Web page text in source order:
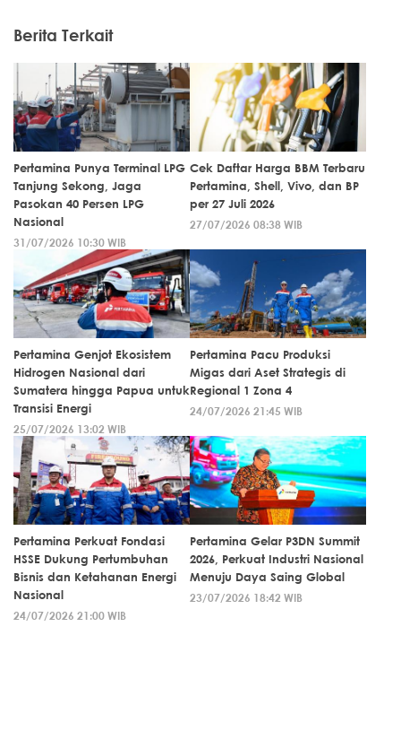
Berita Terkait
Pertamina Punya Terminal LPG
Tanjung Sekong, Jaga
Pasokan 40 Persen LPG
Nasional
31/07/2026 10:30 WIB
Cek Daftar Harga BBM Terbaru
Pertamina, Shell, Vivo, dan BP
per 27 Juli 2026
27/07/2026 08:38 WIB
Pertamina Genjot Ekosistem
Hidrogen Nasional dari
Sumatera hingga Papua untuk
Transisi Energi
25/07/2026 13:02 WIB
Pertamina Pacu Produksi
Migas dari Aset Strategis di
Regional 1 Zona 4
24/07/2026 21:45 WIB
Pertamina Perkuat Fondasi
HSSE Dukung Pertumbuhan
Bisnis dan Ketahanan Energi
Nasional
24/07/2026 21:00 WIB
Pertamina Gelar P3DN Summit
2026, Perkuat Industri Nasional
Menuju Daya Saing Global
23/07/2026 18:42 WIB